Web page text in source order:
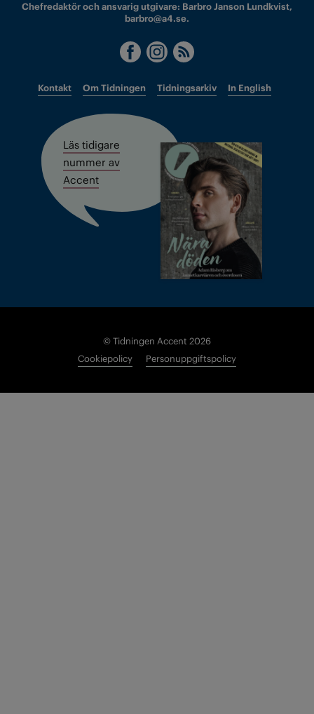
Chefredaktör och ansvarig utgivare: Barbro Janson Lundkvist,
barbro@a4.se.
Kontakt Om Tidningen Tidningsarkiv In English
Läs tidigare
nummer av
Accent
© Tidningen Accent 2026
Cookiepolicy
Personuppgiftspolicy